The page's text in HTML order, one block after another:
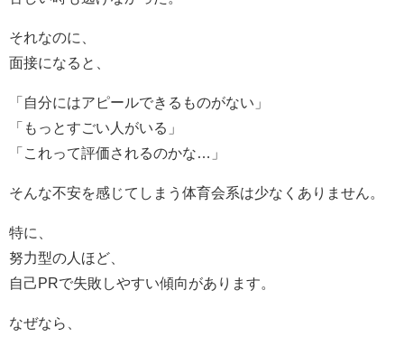
それなのに、
面接になると、
「自分にはアピールできるものがない」
「もっとすごい人がいる」
「これって評価されるのかな…」
そんな不安を感じてしまう体育会系は少なくありません。
特に、
努力型の人ほど、
自己PRで失敗しやすい傾向があります。
なぜなら、